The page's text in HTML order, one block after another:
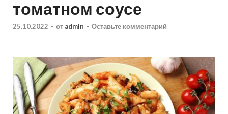
томатном соусе
25.10.2022 - от admin - Оставьте комментарий